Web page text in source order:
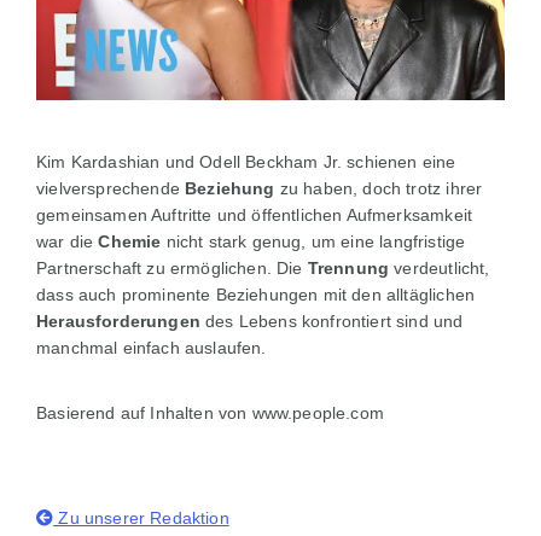
Kim Kardashian und Odell Beckham Jr. schienen eine
vielversprechende Beziehung zu haben, doch trotz ihrer
gemeinsamen Auftritte und öffentlichen Aufmerksamkeit
war dieChemie nicht stark genug, um eine langfristige
Partnerschaft zu ermöglichen. Die Trennung verdeutlicht,
dass auch prominente Beziehungen mit den alltäglichen
Herausforderungen des Lebens konfrontiert sind und
manchmal einfach auslaufen.
Basierend auf Inhalten von www.people.com
Zu unserer Redaktion